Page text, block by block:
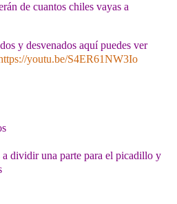
de cuantos chiles vayas a
y desvenados aquí puedes ver
youtu.be/S4ER61NW3Io
dividir una parte para el picadillo y